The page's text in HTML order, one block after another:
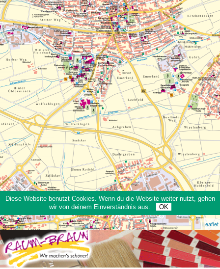
Leaflet
Diese Website benutzt Cookies. Wenn du die Website weiter nutzt, gehen
wir von deinem Einverständnis aus.
OK